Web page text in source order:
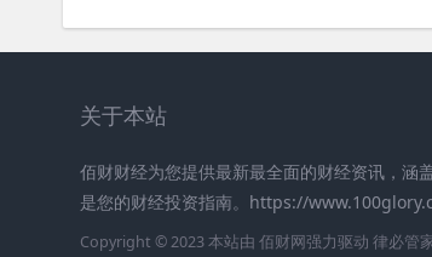
关于本站
佰财财经为您提供最新最全面的财经资讯，涵
是您的财经投资指南。https://
Copyright © 2023 本站由 佰财网强力驱动 律必管